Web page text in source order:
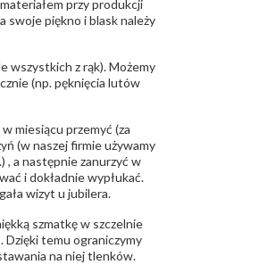
przy produkcji
swoje piękno i blask należy
wszystkich z rąk). Możemy
(np. pęknięcia lutów
miesiącu przemyć (za
(w naszej firmie używamy
, a następnie zanurzyć w
i dokładnie wypłukać.
wizyt u jubilera.
szmatkę w szczelnie
temu ograniczymy
na niej tlenków.